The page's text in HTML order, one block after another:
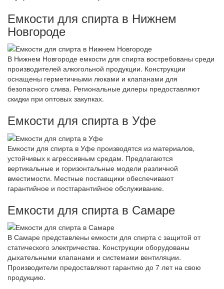
Емкости для спирта в Нижнем
Новгороде
В Нижнем Новгороде емкости для спирта востребованы среди
производителей алкогольной продукции. Конструкции
оснащены герметичными люками и клапанами для
безопасного слива. Региональные дилеры предоставляют
скидки при оптовых закупках.
Емкости для спирта в Уфе
Емкости для спирта в Уфе производятся из материалов,
устойчивых к агрессивным средам. Предлагаются
вертикальные и горизонтальные модели различной
вместимости. Местные поставщики обеспечивают
гарантийное и постгарантийное обслуживание.
Емкости для спирта в Самаре
В Самаре представлены емкости для спирта с защитой от
статического электричества. Конструкции оборудованы
дыхательными клапанами и системами вентиляции.
Производители предоставляют гарантию до 7 лет на свою
продукцию.